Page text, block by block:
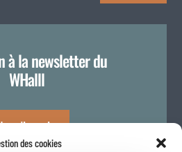
des cookies
à la newsletter du
WHalll
m'inscris